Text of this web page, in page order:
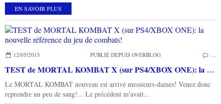
EN SAVOIR PLUS
12/05/2015 PUBLIÉ DEPUIS OVERBLOG …
TEST de MORTAL KOMBAT X (sur PS4/XBOX ONE): la nouvelle référence du jeu de combats!
Le MORTAL KOMBAT nouveau est arrivé messieurs-dames! Venez donc
reprendre un peu de sang!... Le précédent m'avait...